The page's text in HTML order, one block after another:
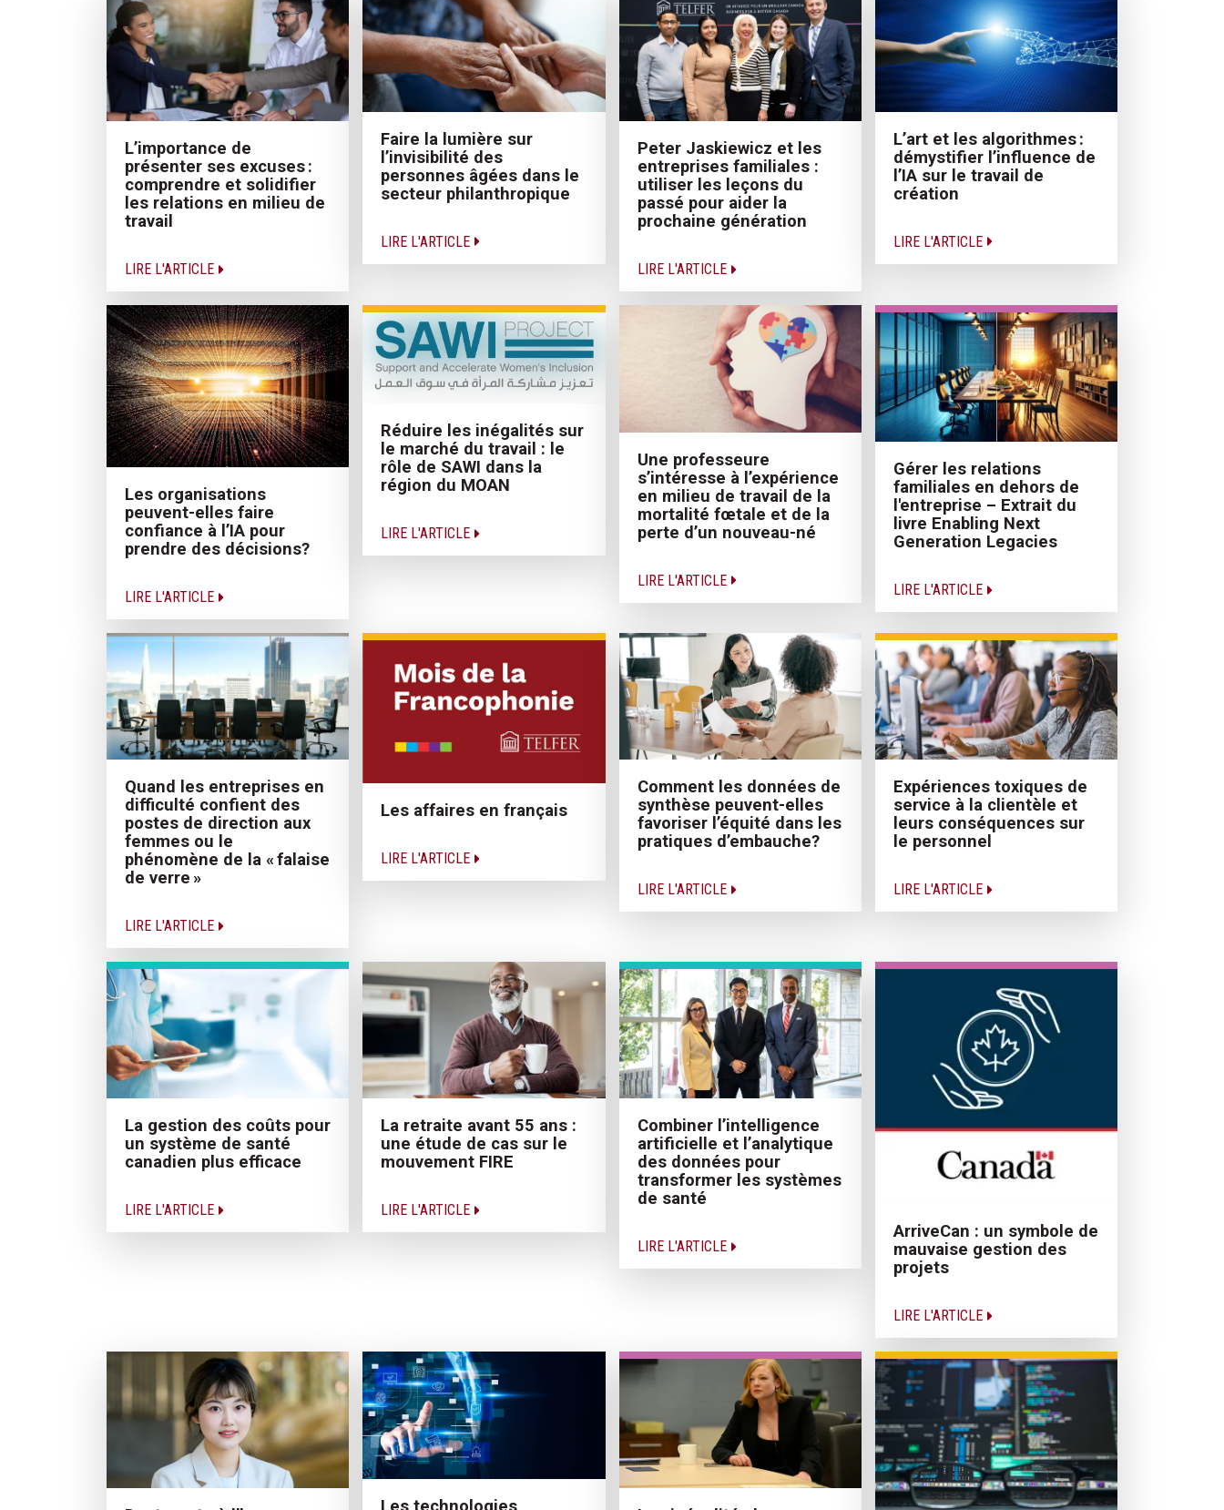
L’importance de
présenter ses excuses :
comprendre et solidifier
les relations en milieu de
travail
LIRE L'ARTICLE
Faire la lumière sur
l’invisibilité des
personnes âgées dans le
secteur philanthropique
LIRE L'ARTICLE
Peter Jaskiewicz et les
entreprises familiales :
utiliser les leçons du
passé pour aider la
prochaine génération
LIRE L'ARTICLE
L’art et les algorithmes :
démystifier l’influence de
l’IA sur le travail de
création
LIRE L'ARTICLE
Les organisations
peuvent-elles faire
confiance à l’IA pour
prendre des décisions?
LIRE L'ARTICLE
Réduire les inégalités sur
le marché du travail : le
rôle de SAWI dans la
région du MOAN
LIRE L'ARTICLE
Une professeure
s’intéresse à l’expérience
en milieu de travail de la
mortalité fœtale et de la
perte d’un nouveau-né
LIRE L'ARTICLE
Gérer les relations
familiales en dehors de
l'entreprise – Extrait du
livre Enabling Next
Generation Legacies
LIRE L'ARTICLE
Quand les entreprises en
difficulté confient des
postes de direction aux
femmes ou le
phénomène de la « falaise
de verre »
LIRE L'ARTICLE
Les affaires en français
LIRE L'ARTICLE
Comment les données de
synthèse peuvent-elles
favoriser l’équité dans les
pratiques d’embauche?
LIRE L'ARTICLE
Expériences toxiques de
service à la clientèle et
leurs conséquences sur
le personnel
LIRE L'ARTICLE
La gestion des coûts pour
un système de santé
canadien plus efficace
LIRE L'ARTICLE
La retraite avant 55 ans :
une étude de cas sur le
mouvement FIRE
LIRE L'ARTICLE
Combiner l’intelligence
artificielle et l’analytique
des données pour
transformer les systèmes
de santé
LIRE L'ARTICLE
ArriveCan : un symbole de
mauvaise gestion des
projets
LIRE L'ARTICLE
Les technologies